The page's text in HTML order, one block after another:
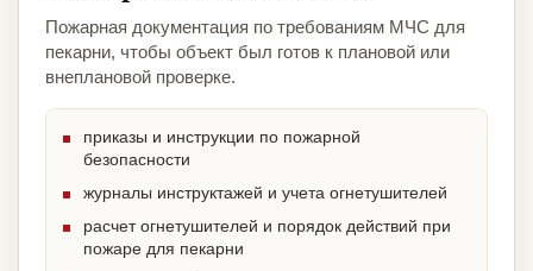
Пожарная документация по требованиям МЧС для
пекарни, чтобы объект был готов к плановой или
внеплановой проверке.
приказы и инструкции по пожарной
безопасности
журналы инструктажей и учета огнетушителей
расчет огнетушителей и порядок действий при
пожаре для пекарни